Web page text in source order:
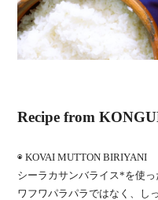
Recipe from
◉ KOVAI MUTTON BIRIYANI
シーラカサンバライス*を使っ
ワフワパラパラではなく、し